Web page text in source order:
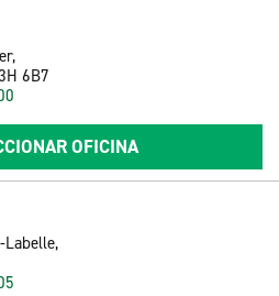
6B7
OFICINA